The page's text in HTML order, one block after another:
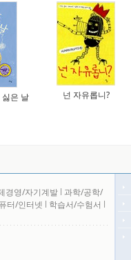
싫은 날 넌 자유롭니?
경영/자기계발 l 과학/공학/
터/인터넷 l 학습서/수험서 l